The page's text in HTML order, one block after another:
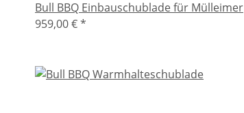
Bull BBQ Einbauschublade für Mülleimer
959,00 €*